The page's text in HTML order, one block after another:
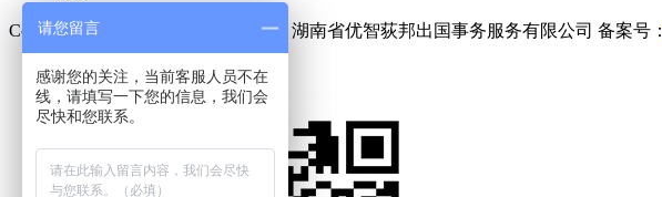
Copyright © 2018. All Rights Reserved 湖南省优智荻邦出国事务服务有限公司 备案号：
13874978816
请您留言
感谢您的关注，当前客服人员不在
线，请填写一下您的信息，我们会
尽快和您联系。